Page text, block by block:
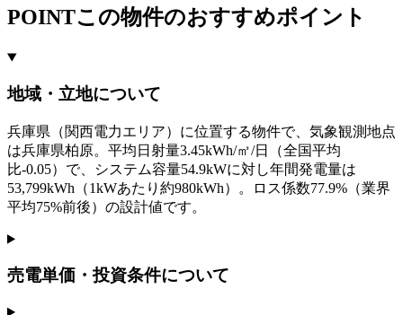
POINTこの物件のおすすめポイント
地域・立地について
兵庫県（関西電力エリア）に位置する物件で、気象観測地点
は兵庫県柏原。平均日射量3.45kWh/㎡/日（全国平均
比-0.05）で、システム容量54.9kWに対し年間発電量は
53,799kWh（1kWあたり約980kWh）。ロス係数77.9%（業界
平均75%前後）の設計値です。
売電単価・投資条件について